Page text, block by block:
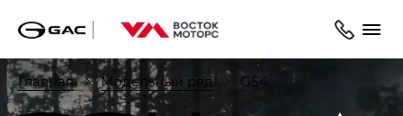
Главная Модельный ряд GS4